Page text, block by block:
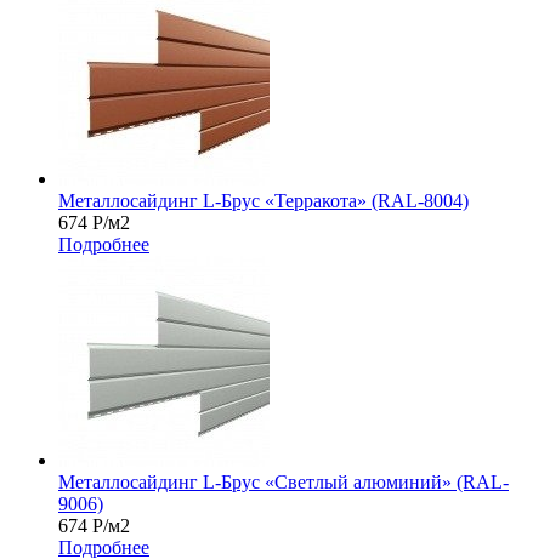
Металлосайдинг L-Брус «Терракота» (RAL-8004)
674 Р/м2
Подробнее
Металлосайдинг L-Брус «Светлый алюминий» (RAL-
9006)
674 Р/м2
Подробнее